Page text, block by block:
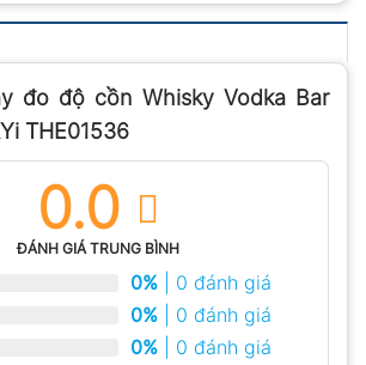
đo độ cồn Whisky Vodka Bar
THE01536
0.0
ĐÁNH GIÁ TRUNG BÌNH
0% | 0 đánh giá
0% | 0 đánh giá
0% | 0 đánh giá